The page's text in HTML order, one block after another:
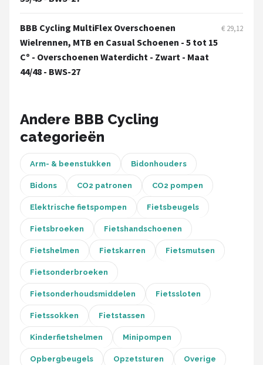
POPULAIRE MERKEN
Basil
Volare
AXA
New Looxs
BBB Cycling
Schwalbe
Voltano
Shimano
Cortina
Alle merken →
BBB Cycling MultiFlex Overschoenen
Wielrennen, MTB en Casual Schoenen - 5 tot 15
Cº - Overschoenen Waterdicht - Zwart - Maat
44/48 - BWS-27
€ 29,12
Andere BBB Cycling
categorieën
Arm- & beenstukken Bidonhouders
Bidons CO2 patronen CO2 pompen
Elektrische fietspompen Fietsbeugels
Fietsbroeken Fietshandschoenen
Fietshelmen Fietskarren Fietsmutsen
Fietsonderbroeken
Fietsonderhoudsmiddelen Fietssloten
Fietssokken Fietstassen
Kinderfietshelmen Minipompen
Opbergbeugels Opzetsturen Overige